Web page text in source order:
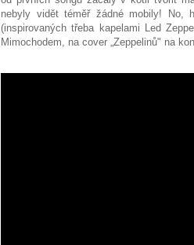
nebyly vidět téměř žádné mobily! No,
(inspirovaných třeba kapelami Led
Mimochodem, na cover „Zeppelinů" na